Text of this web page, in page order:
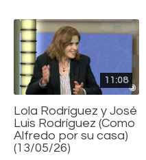
11:08
Lola Rodríguez y José
Luis Rodríguez (Como
Alfredo por su casa)
(13/05/26)